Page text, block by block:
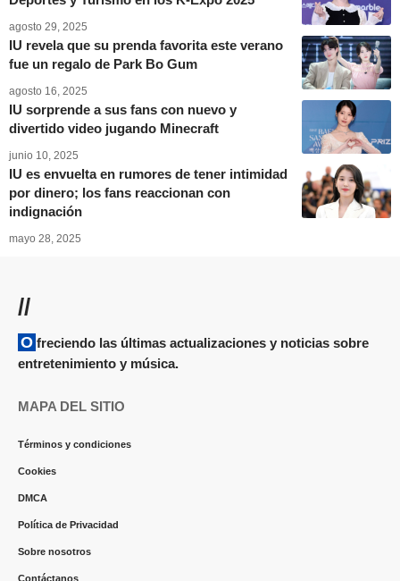
agosto 29, 2025
IU revela que su prenda favorita este verano
fue un regalo de Park Bo Gum
agosto 16, 2025
IU sorprende a sus fans con nuevo y
divertido video jugando Minecraft
junio 10, 2025
IU es envuelta en rumores de tener intimidad
por dinero; los fans reaccionan con
indignación
mayo 28, 2025
//
Ofreciendo las últimas actualizaciones y noticias sobre
entretenimiento y música.
MAPA DEL SITIO
Términos y condiciones
Cookies
DMCA
Política de Privacidad
Sobre nosotros
Contáctanos